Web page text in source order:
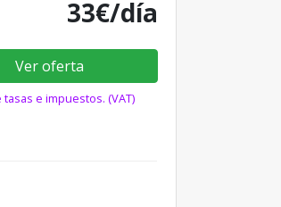
33€/día
Ver oferta
tasas e impuestos. (VAT)